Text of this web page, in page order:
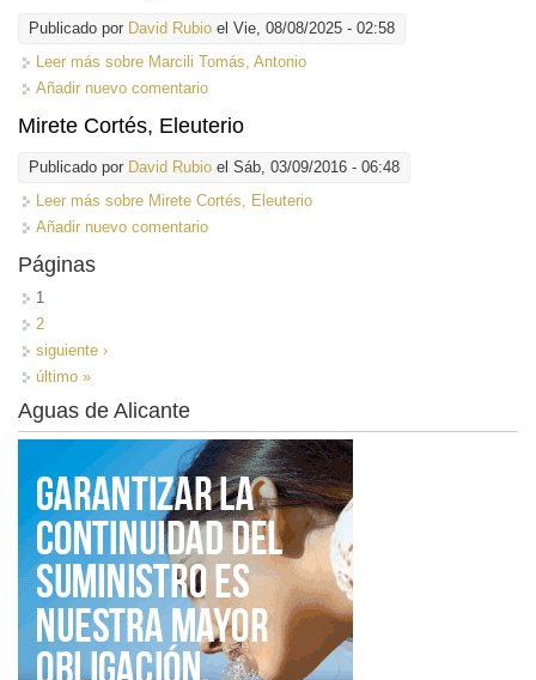
Publicado por David Rubio el Vie, 08/08/2025 - 02:58
Leer más sobre Marcili Tomás, Antonio
Añadir nuevo comentario
Mirete Cortés, Eleuterio
Publicado por David Rubio el Sáb, 03/09/2016 - 06:48
Leer más sobre Mirete Cortés, Eleuterio
Añadir nuevo comentario
Páginas
1
2
siguiente ›
último »
Aguas de Alicante